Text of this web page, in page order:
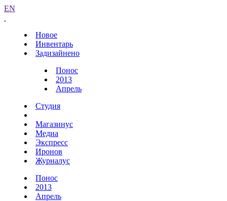
EN
Новое
Инвентарь
Задизайнено
Понос
2013
Апрель
Студия
Магазинус
Медиа
Экспресс
Иронов
Журналус
Понос
2013
Апрель